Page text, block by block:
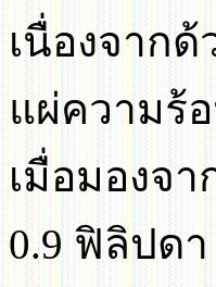
เนื่องจาก
แผ่ความร้
เมื่อมองจ
0.9ฟิลิปด